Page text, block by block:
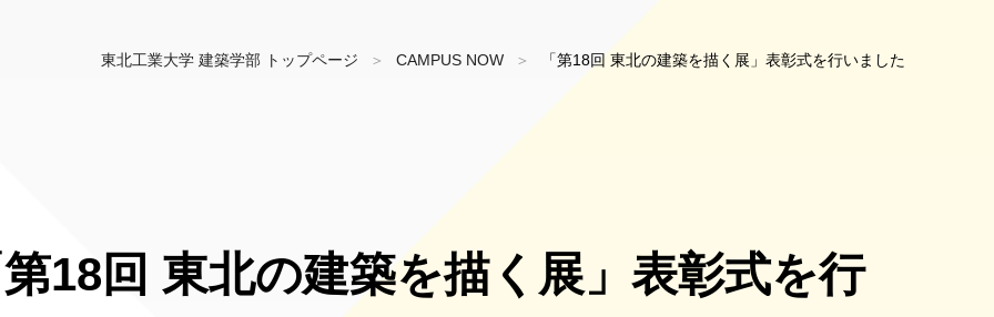
東北工業大学 建築学部 トップページ CAMPUS NOW 「第18回 東北の建築を描く展」表彰式を行いました
18回 東北の建築を描く展」表彰式を行